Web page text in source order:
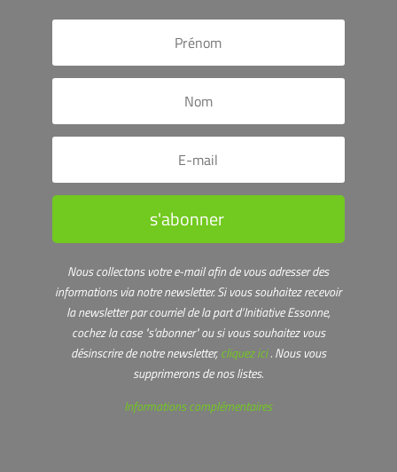
s'abonner
Nous collectons votre e-mail afin de vous adresser des
informations via notre newsletter.Si vous souhaitez recevoir
la newsletter par courriel de la part d’Initiative Essonne,
cochez la case "s'abonner" ou si vous souhaitez vous
désinscrire de notre newsletter,cliquez ici. Nous vous
supprimerons de nos listes.
Informations complémentaires